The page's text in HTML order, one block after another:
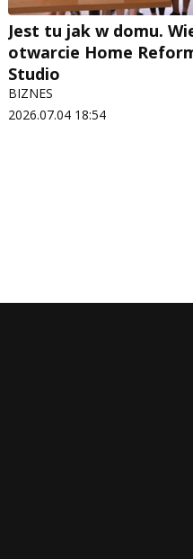
Jest tu jak w domu.
otwarcie Home
Studio
BIZNES
2026.07.04 18:54